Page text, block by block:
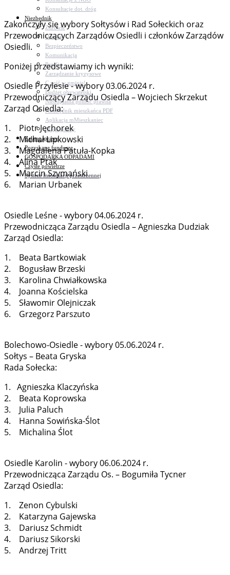
Konsultacje dot. dróg
Niezbędnik
Zdrowie
Oświata
Bezpieczeństwo
Komunikacja
Parafie
Zarządzanie kryzysowe
C.ześć w gminie!
Budżet obywatelski
Nieodpłatna pomoc prawna
Niezbędnik mieszkańca PDF
Aplikacja mMieszkaniec
Mapa gminy
Załatw sprawę
Pozyskane fundusze
GOSPODARKA ODPADAMI
Czyste powietrze
System Informacji przestrzennej
Zakończyły się wybory Sołtysów i Rad Sołeckich oraz
Przewodniczących Zarządów Osiedli i członków Zarządów
Osiedli.
Poniżej przedstawiamy ich wyniki:
Osiedle Przylesie - wybory 03.06.2024 r.
Przewodniczący Zarządu Osiedla – Wojciech Skrzekut
Zarząd Osiedla:
1. Piotr Jęchorek
2. Michał Lipkowski
3. Magdalena Patuła-Kopka
4. Alina Ptak
5. Marcin Szymański
6. Marian Urbanek
Osiedle Leśne - wybory 04.06.2024 r.
Przewodnicząca Zarządu Osiedla – Agnieszka Dudziak
Zarząd Osiedla:
1. Beata Bartkowiak
2. Bogusław Brzeski
3. Karolina Chwiałkowska
4. Joanna Kościelska
5. Sławomir Olejniczak
6. Grzegorz Parszuto
Bolechowo-Osiedle - wybory 05.06.2024 r.
Sołtys – Beata Gryska
Rada Sołecka:
1. Agnieszka Klaczyńska
2. Beata Koprowska
3. Julia Paluch
4. Hanna Sowińska-Ślot
5. Michalina Ślot
Osiedle Karolin - wybory 06.06.2024 r.
Przewodnicząca Zarządu Os. – Bogumiła Tycner
Zarząd Osiedla:
1. Zenon Cybulski
2. Katarzyna Gajewska
3. Dariusz Schmidt
4. Dariusz Sikorski
5. Andrzej Tritt